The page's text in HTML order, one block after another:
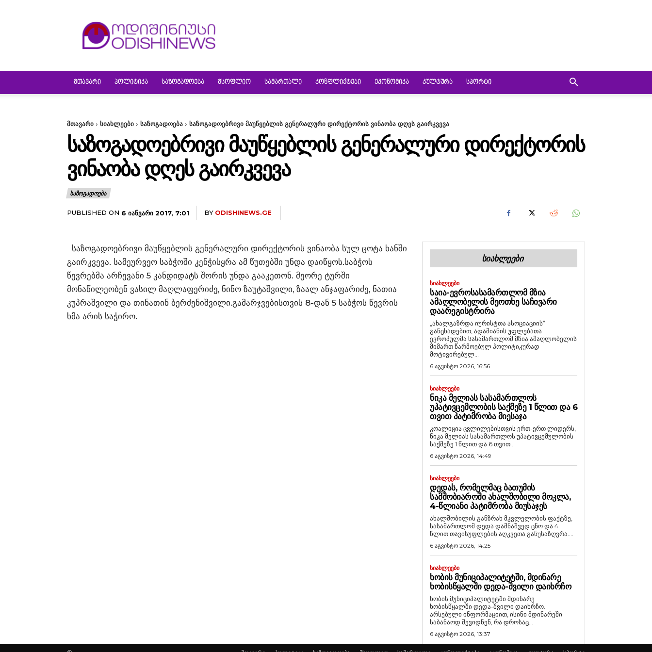
ᲛᲗᲐᲕᲐᲠᲘ ᲞᲝᲚᲘᲢᲘᲙᲐ ᲡᲐᲖᲝᲒᲐᲓᲝᲔᲑᲐ ᲛᲡᲝᲤᲚᲘᲝ ᲡᲐᲛᲐᲠᲗᲐᲚᲘ ᲙᲝᲜᲤᲚᲘᲥᲢᲔᲑᲘ ᲔᲙᲝᲜᲝᲛᲘᲙᲐ ᲙᲣᲚᲢᲣᲠᲐ ᲡᲞᲝᲠᲢᲘ
მთავარი სიახლეები საზოგადოება საზოგადოებრივი მაუწყებლის გენერალური დირექტორის ვინაობა დღეს გაირკვევა
ᲡᲐᲖᲝᲒᲐᲓᲝᲔᲑᲠᲘᲕᲘ ᲛᲐᲣᲬᲧᲔᲑᲚᲘᲡ ᲒᲔᲜᲔᲠᲐᲚᲣᲠᲘ ᲓᲘᲠᲔᲥᲢᲝᲠᲘᲡ
ᲕᲘᲜᲐᲝᲑᲐ ᲓᲦᲔᲡ ᲒᲐᲘᲠᲙᲕᲔᲕᲐ
ᲡᲐᲖᲝᲒᲐᲓᲝᲔᲑᲐ
PUBLISHED ON 6 ᲘᲐᲜᲕᲐᲠᲘ 2017, 7:01 BY ODISHINEWS.GE
საზოგადოებრივი მაუწყებლის გენერალური დირექტორის ვინაობა სულ ცოტა ხანში
გაირკვევა. სამეურვეო საბჭოში კენჭისყრა ამ წუთებში უნდა დაიწყოს.საბჭოს
წევრებმა არჩევანი 5 კანდიდატს შორის უნდა გააკეთონ. მეორე ტურში
მონაწილეობენ ვასილ მაღლაფერიძე, ნინო ზაუტაშვილი, ზაალ ანჯაფარიძე, ნათია
კუპრაშვილი და თინათინ ბერძენიშვილი.გამარჯვებისთვის 8-დან 5 საბჭოს წევრის
ხმა არის საჭირო.
ᲡᲘᲐᲮᲚᲔᲔᲑᲘ
ᲡᲘᲐᲮᲚᲔᲔᲑᲘ
ᲡᲐᲘᲐ-ᲔᲕᲠᲝᲡᲐᲡᲐᲛᲐᲠᲗᲚᲝᲛ ᲛᲖᲘᲐ
ᲐᲛᲐᲦᲚᲝᲑᲔᲚᲘᲡ ᲛᲔᲝᲗᲮᲔ ᲡᲐᲩᲘᲕᲐᲠᲘ
ᲓᲐᲐᲠᲔᲒᲘᲡᲢᲠᲘᲠᲐ
„ახალგაზრდა იურისტთა ასოციაციის“
განცხადებით, ადამიანის უფლებათა
ევროპულმა სასამართლომ მზია ამაღლობელის
მიმართ წარმოებულ პოლიტიკურად
მოტივირებულ...
6 აგვისტო 2026, 16:56
ᲡᲘᲐᲮᲚᲔᲔᲑᲘ
ᲜᲘᲙᲐ ᲛᲔᲚᲘᲐᲡ ᲡᲐᲡᲐᲛᲐᲠᲗᲚᲝᲡ
ᲣᲞᲐᲢᲘᲕᲪᲔᲛᲚᲝᲑᲘᲡ ᲡᲐᲥᲛᲔᲖᲔ 1 ᲬᲚᲘᲗ ᲓᲐ 6
ᲗᲕᲘᲗ ᲞᲐᲢᲘᲛᲠᲝᲑᲐ ᲛᲘᲔᲡᲐᲯᲐ
კოალიცია ცვლილებისთვის ერთ-ერთ ლიდერს,
ნიკა მელიას სასამართლოს უპატივცემულობის
საქმეზე 1 წლით და 6 თვით...
6 აგვისტო 2026, 14:49
ᲡᲘᲐᲮᲚᲔᲔᲑᲘ
ᲓᲔᲓᲐᲡ, ᲠᲝᲛᲔᲚᲛᲐᲪ ᲑᲐᲗᲣᲛᲘᲡ
ᲡᲐᲛᲨᲝᲑᲘᲐᲠᲝᲨᲘ ᲐᲮᲐᲚᲨᲝᲑᲘᲚᲘ ᲛᲝᲙᲚᲐ,
4-ᲬᲚᲘᲐᲜᲘ ᲞᲐᲢᲘᲛᲠᲝᲑᲐ ᲛᲘᲣᲡᲐᲯᲔᲡ
ახალშობილის განზრახ მკვლელობის ფაქტზე,
სასამართლომ დედა დამნაშვედ ცნო და 4
წლით თავისუფლების აღკვეთა განუსაზღვრა....
6 აგვისტო 2026, 14:25
ᲡᲘᲐᲮᲚᲔᲔᲑᲘ
ᲮᲝᲑᲘᲡ ᲛᲣᲜᲘᲪᲘᲞᲐᲚᲘᲢᲔᲢᲨᲘ, ᲛᲓᲘᲜᲐᲠᲔ
ᲮᲝᲑᲘᲡᲬᲧᲐᲚᲨᲘ ᲓᲔᲓᲐ-ᲨᲕᲘᲚᲘ ᲓᲐᲘᲮᲠᲩᲝ
ხობის მუნიციპალიტეტში მდინარე
ხობისწყალში დედა-შვილი დაიხრჩო.
არსებული ინფორმაციით, ისინი მდინარეში
საბანაოდ შევიდნენ, რა დროსაც...
6 აგვისტო 2026, 13:37